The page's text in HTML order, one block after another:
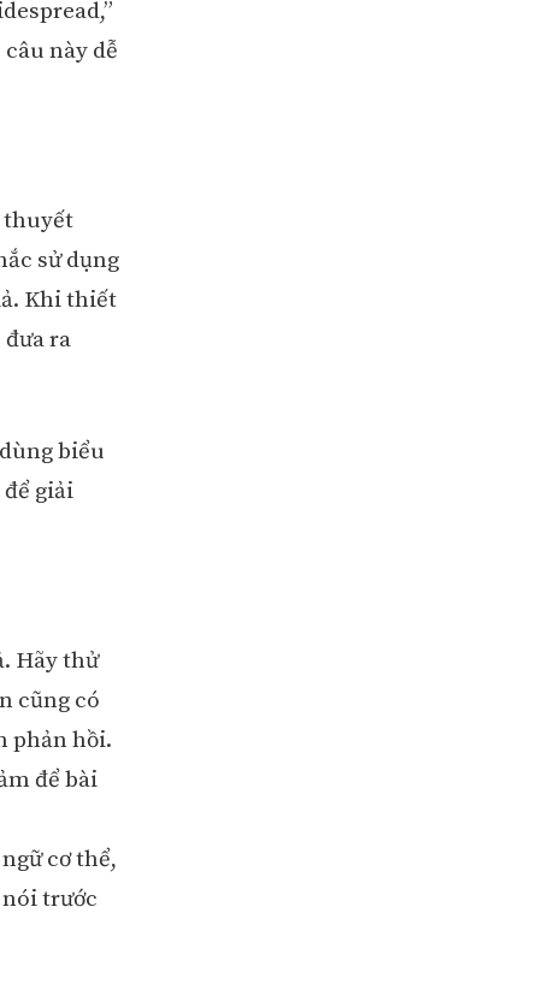
này dễ
thuyết
sử dụng
Khi thiết
ra
biểu
giải
Hãy thử
cũng có
phản hồi.
để bài
cơ thể,
trước